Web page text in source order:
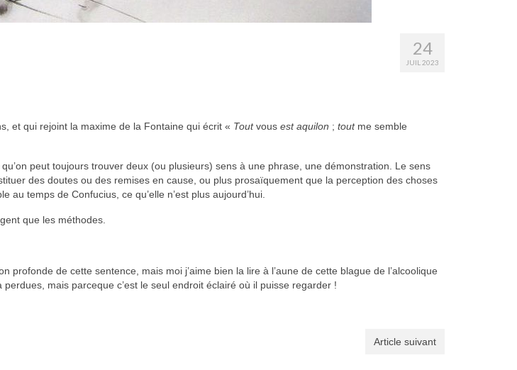
24
JUIL 2023
et qui rejoint la maxime de la Fontaine qui écrit « Toutvous est aquilon ; toutme semble
peut toujours trouver deux (ou plusieurs) sens à une phrase, une démonstration. Le sens
des doutes ou des remises en cause, ou plus prosaïquement que la perception des choses
temps de Confucius, ce qu’elle n’est plus aujourd’hui.
que les méthodes.
de cette sentence, mais moi j’aime bien la lire à l’aune de cette blague de l’alcoolique
mais parceque c’est le seul endroit éclairé où il puisse regarder !
Article suivant